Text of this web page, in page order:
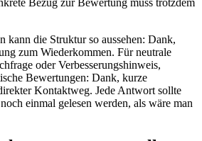
kann die Struktur so aussehen: Dank,
zum Wiederkommen. Für neutrale
oder Verbesserungshinweis,
Bewertungen: Dank, kurze
Kontaktweg. Jede Antwort sollte
einmal gelesen werden, als wäre man